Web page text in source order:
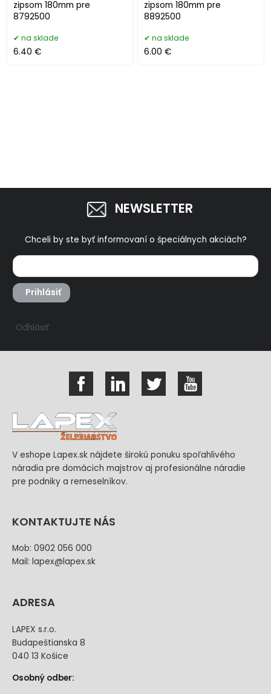
zipsom 180mm pre
8792500
na sklade
6.40 €
zipsom 180mm pre
8892500
na sklade
6.00 €
NEWSLETTER
Chceli by ste byť informovaní o špeciálnych akciách?
Prihlásiť
Odhlásiť
V eshope Lapex.sk nájdete širokú ponuku spoľahlivého
náradia pre domácich majstrov aj profesionálne náradie
pre podniky a remeselníkov.
KONTAKTUJTE NÁS
Mob: 0902 056 000
Mail: lapex@lapex.sk
ADRESA
LAPEX s.r.o.
Budapeštianska 8
040 13 Košice
Osobný odber: